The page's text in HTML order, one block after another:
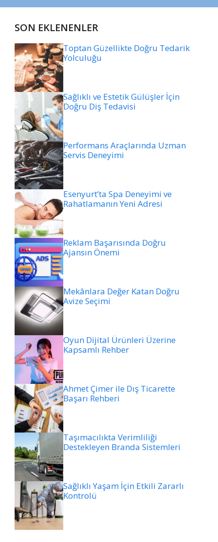
SON EKLENENLER
Toptan Güzellikte Doğru Tedarik
Yolculuğu
Sağlıklı ve Estetik Gülüşler İçin
Doğru Diş Tedavisi
Performans Araçlarında Uzman
Servis Deneyimi
Esenyurt’ta Spa Deneyimi ve
Rahatlamanın Yeni Adresi
Reklam Başarısında Doğru
Ajansın Önemi
Mekânlara Değer Katan Doğru
Avize Seçimi
Oyun Dijital Ürünleri Üzerine
Kapsamlı Rehber
Ahmet Çimer ile Dış Ticarette
Başarı Rehberi
Taşımacılıkta Verimliliği
Destekleyen Branda Sistemleri
Sağlıklı Yaşam İçin Etkili Zararlı
Kontrolü